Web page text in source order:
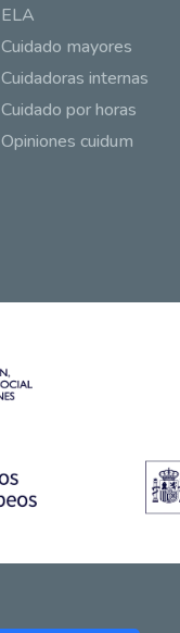
ELA
Cuidado mayores
Cuidadoras internas
Cuidado por horas
Opiniones cuidum